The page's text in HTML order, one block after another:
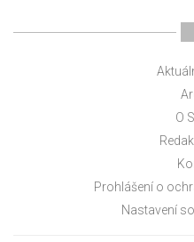
O
Prohlášení o
Nastavení